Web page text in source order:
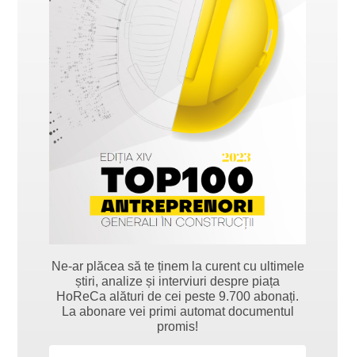
Ne-ar plăcea să te ținem la curent cu ultimele
știri, analize și interviuri despre piața
HoReCa alături de cei peste 9.700 abonați.
La abonare vei primi automat documentul
promis!